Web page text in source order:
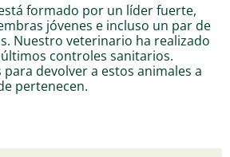
formado por un líder fuerte,
jóvenes e incluso un par de
Nuestro veterinario ha realizado
controles sanitarios.
para devolver a estos animales a
pertenecen.